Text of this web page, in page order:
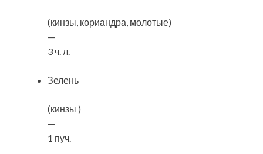
(кинзы, кориандра, молотые)
—
3 ч. л.
Зелень
(кинзы )
—
1 пуч.